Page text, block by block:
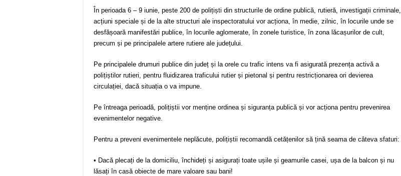
În perioada 6 – 9 iunie, peste 200 de polițiști din structurile de ordine publică, rutieră, investigații criminale,
acțiuni speciale și de la alte structuri ale inspectoratului vor acționa, în medie, zilnic, în locurile unde se
desfășoară manifestări publice, în locurile aglomerate, în zonele turistice, în zona lăcașurilor de cult,
precum și pe principalele artere rutiere ale județului.
Pe principalele drumuri publice din județ și la orele cu trafic intens va fi asigurată prezența activă a
polițiștilor rutieri, pentru fluidizarea traficului rutier și pietonal și pentru restricționarea ori devierea
circulației, dacă situația o va impune.
Pe întreaga perioadă, polițiștii vor menține ordinea și siguranța publică și vor acționa pentru prevenirea
evenimentelor negative.
Pentru a preveni evenimentele neplăcute, polițiștii recomandă cetățenilor să țină seama de câteva sfaturi:
• Dacă plecați de la domiciliu, închideți și asigurați toate ușile și geamurile casei, ușa de la balcon și nu
lăsați în casă obiecte de mare valoare sau bani!